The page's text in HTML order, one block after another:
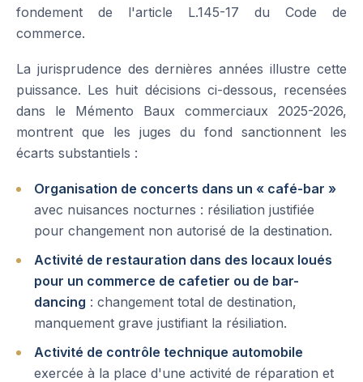
fondement de l'article L.145-17 du Code de
commerce.
La jurisprudence des dernières années illustre cette
puissance. Les huit décisions ci-dessous, recensées
dans le Mémento Baux commerciaux 2025-2026,
montrent que les juges du fond sanctionnent les
écarts substantiels :
Organisation de concerts dans un « café-bar »
avec nuisances nocturnes : résiliation justifiée
pour changement non autorisé de la destination.
Activité de restauration dans des locaux loués
pour un commerce de cafetier ou de bar-
dancing : changement total de destination,
manquement grave justifiant la résiliation.
Activité de contrôle technique automobile
exercée à la place d'une activité de réparation et